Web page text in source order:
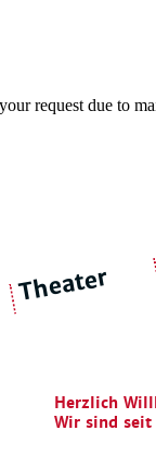
Herzlich
Wir sind seit
Theater